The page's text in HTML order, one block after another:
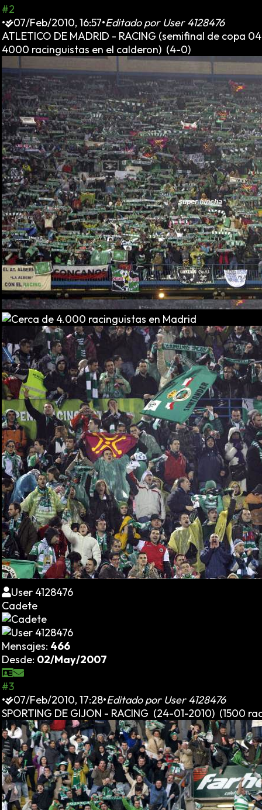
#2
•
07/Feb/2010, 16:57•Editado por User 4128476
ATLETICO DE MADRID - RACING (semifinal de copa
4000 racinguistas en el calderon) (4-0)
User 4128476
Cadete
Mensajes: 466
Desde: 02/May/2007
#3
•
07/Feb/2010, 17:28•Editado por User 4128476
SPORTING DE GIJON - RACING (24-01-2010) (1500